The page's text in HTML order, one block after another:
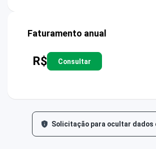
Faturamento anual
R$ Consultar
Solicitação para ocultar dados